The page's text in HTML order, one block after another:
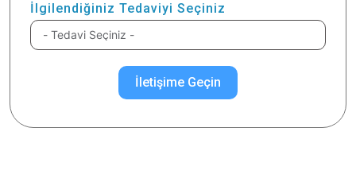
İlgilendiğiniz Tedaviyi Seçiniz
İletişime Geçin